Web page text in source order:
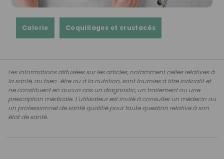
Calorie Coquillages et crustacés
Les informations diffusées sur les articles, notamment celles relatives à
la santé, au bien-être ou à la nutrition, sont fournies à titre indicatif et
ne constituent en aucun cas un diagnostic, un traitement ou une
prescription médicale. L'utilisateur est invité à consulter un médecin ou
un professionnel de santé qualifié pour toute question relative à son
état de santé.